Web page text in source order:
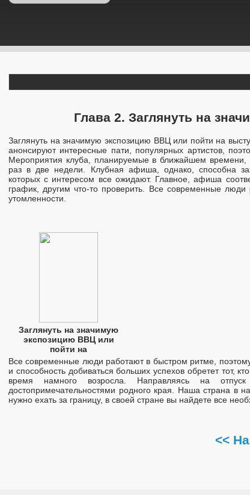
Глава 2. Заглянуть на
Заглянуть на значимую экспозицию ВВЦ или пойти на
анонсируют интересные пати, популярных артистов,
Мероприятия клуба, планируемые в ближайшем
раз в две недели. Клубная афиша, однако, способна
которых с интересом все ожидают. Главное, афиша
график, другим что-то проверить. Все современные
утомленности.
Заглянуть на значимую
экспозицию ВВЦ или
пойти на
Все современные люди работают в быстром ритме,
и способность добиваться больших успехов обретет тот,
время намного возросла. Направляясь на
достопримечательностями родного края. Наша страна в
нужно ехать за границу, в своей стране вы найдете все
<<